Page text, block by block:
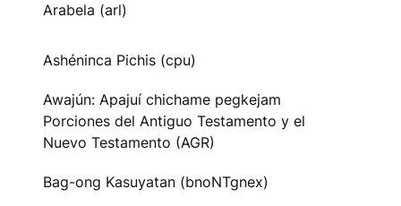
Arabela (arl)
Ashéninca Pichis (cpu)
Awajún: Apajuí chichame pegkejam
Porciones del Antiguo Testamento y el
Nuevo Testamento (AGR)
Bag-ong Kasuyatan (bnoNTgnex)